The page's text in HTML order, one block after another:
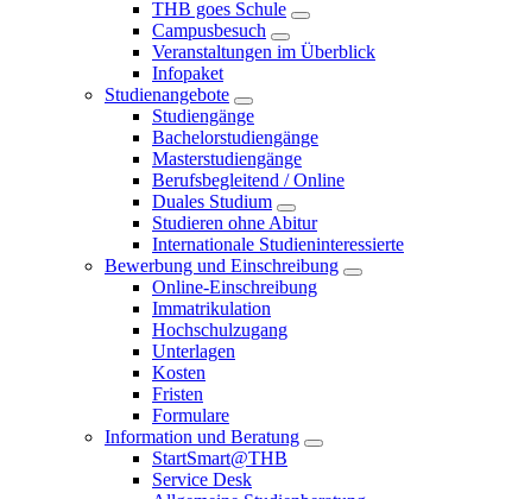
THB goes Schule
Campusbesuch
Veranstaltungen im Überblick
Infopaket
Studienangebote
Studiengänge
Bachelorstudiengänge
Masterstudiengänge
Berufsbegleitend / Online
Duales Studium
Studieren ohne Abitur
Internationale Studieninteressierte
Bewerbung und Einschreibung
Online-Einschreibung
Immatrikulation
Hochschulzugang
Unterlagen
Kosten
Fristen
Formulare
Information und Beratung
StartSmart@THB
Service Desk